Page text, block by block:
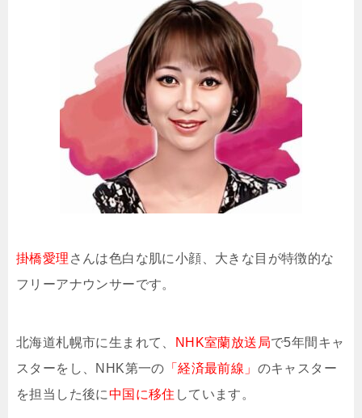
掛橋愛理 さんは色白な肌に小顔、大きな目が特徴的な
フリーアナウンサーです。
北海道札幌市に生まれて、 NHK室蘭放送局で5年間キャ
スターをし、NHK第一の 「経済最前線」 のキャスター
を担当した後に中国に移住 しています。